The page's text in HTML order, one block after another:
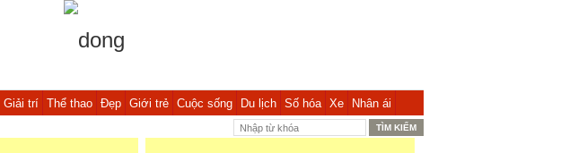
Giải trí Thể thao Đẹp Giới trẻ Cuộc sống Du lịch Số hóa Xe Nhân ái